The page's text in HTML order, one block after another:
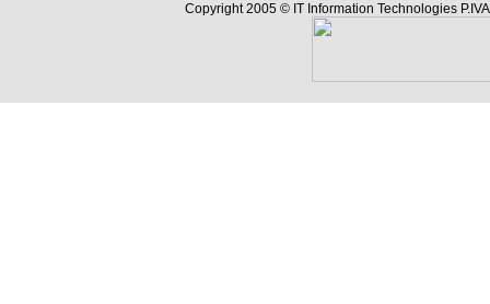
Copyright 2005 © IT Information Technologies